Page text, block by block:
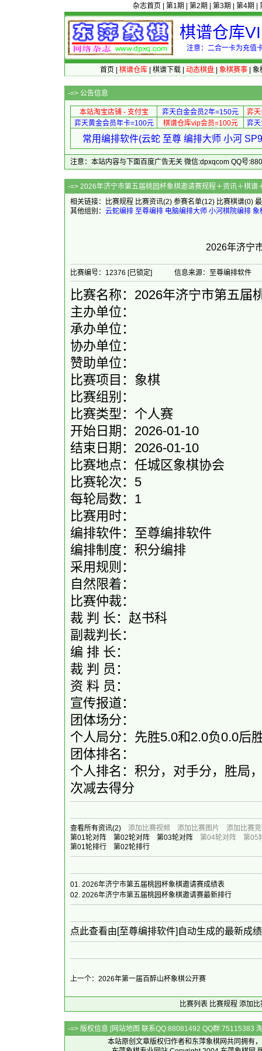
杂志首页 第1期 第2期 第3期 第4期
棋谱仓库
注意：二合一卡为充值
首页 棋谱仓库| 棋谱下载| 动态棋盘| 象棋赛事| 象
-=> 公告信息
本站淘宝店铺 - 支付宝 弈天白金会员2年=150元
弈
弈天黄金会员年卡=100元
棋谱仓库vip会员=100元 弈
常用编排软件(云蛇 至尊 编排大师 小河
注意：本站内容与下面百度广告无关 微信:dpxqcom QQ号
-=> 2026年济宁市第五届桃园杯象棋邀请
相关链接：
比赛规程 比赛资讯(2) 参赛名单(12) 比赛棋谱(0)
其他组别： 云蛇编排 至尊编排 电脑编排大师 小河棋院编排 象
2026年济宁
比赛编号：12376 [已锁定] 信息来源：至尊编排软件
比赛名称：2026年济宁市第五届
主办单位：
承办单位：
协办单位：
赞助单位：
比赛项目：象棋
比赛组别：
比赛类型：个人赛
开始日期：2026-01-10
结束日期：2026-01-10
比赛地点：任城区象棋协会
比赛轮次：5
每轮局数：1
比赛用时：
编排软件：至尊编排软件
编排制度：积分编排
采用规则：
自然限着：
比赛仲裁：
裁 判 长：赵书科
副裁判长：
编 排 长：
裁 判 员：
资 料 员：
宣传报道：
团体场分：
个人局分：先胜5.0和2.0负0.0后
团体排名：
个人排名：积分，对手分，胜局
次减去得分
查看所有资讯(2) 添加比赛视频 添加比赛图片
添加比赛
第01轮对阵
第02轮对阵 第03轮对阵 第04轮对阵
第05
第01轮排行
第02轮排行
01. 2026年济宁市第五届桃园杯象棋邀请赛成绩表
02. 2026年济宁市第五届桃园杯象棋邀请赛最新排行
点此查看由[至尊编排软件]自动生成的最新成
上一个：2026年第一届百醉山杯象棋公开赛
比赛列表 比赛规程 添加比
-=> 版权信息 [网站地图 联系QQ:88081492 QQ群:75115383
本站原创文章版权归作者和 东萍象棋网共同拥有